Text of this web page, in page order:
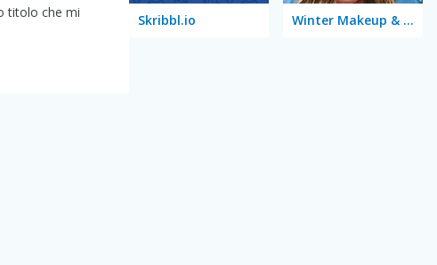
titolo che mi
Skribbl.io Winter Makeup & Face Painting